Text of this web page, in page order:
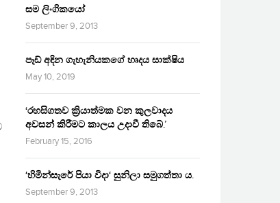
සම ලිංගිකයෝ
September 9, 2013
පෑඩ් අඳින ගැහැනියකගේ හෘදය සාක්ෂිය
May 10, 2019
‘රහසිගතව ක්‍රියාත්මක වන කුලවාදය
අවසන් කිරීමට කාලය උදාවී තිබේ.’
February 15, 2016
‘හිමින්සැරේ පියා විදා‘ සුනිලා සමුගත්තා ය.
September 9, 2013